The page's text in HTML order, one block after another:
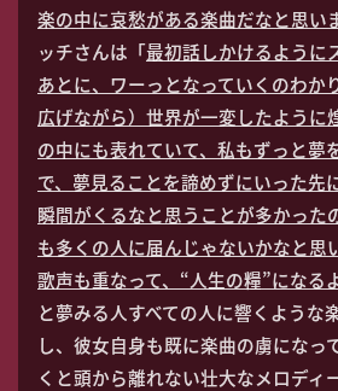
楽の中に哀愁がある楽曲だなと思い
ッチさんは「最初話しかけるように
あとに、ワーっとなっていくのわか
広げながら）世界が一変したように
の中にも表れていて、私もずっと夢
で、夢見ることを諦めずにいった先
瞬間がくるなと思うことが多かった
も多くの人に届んじゃないかなと思
歌声も重なって、“人生の糧”になる
と夢みる人すべての人に響くような
し、彼女自身も既に楽曲の虜になっ
くと頭から離れない壮大なメロディ